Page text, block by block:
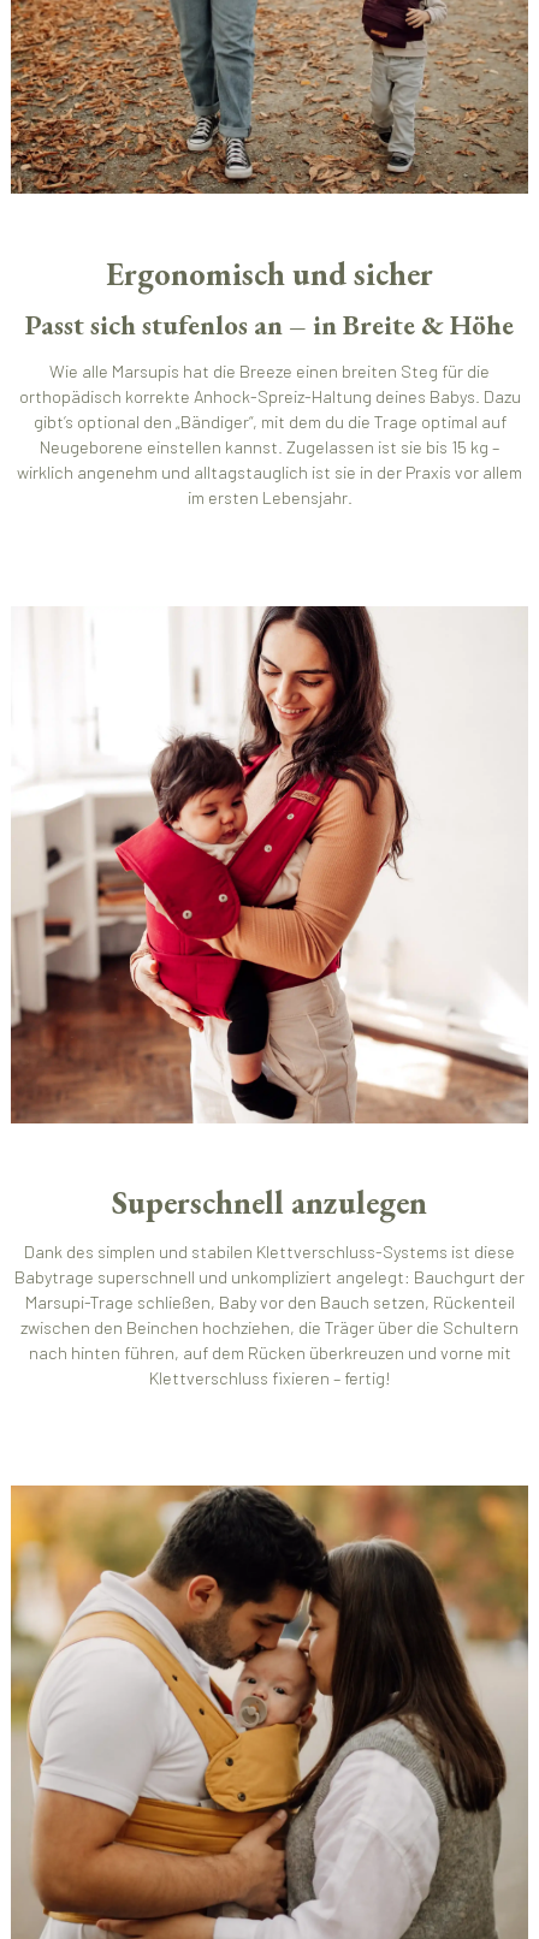
Ergonomisch und sicher
Passt sich stufenlos an – in Breite & Höhe
Wie alle Marsupis hat die Breeze einen breiten Steg für die
orthopädisch korrekte Anhock-Spreiz-Haltung deines Babys. Dazu
gibt’s optional den „Bändiger“, mit dem du die Trage optimal auf
Neugeborene einstellen kannst. Zugelassen ist sie bis 15 kg –
wirklich angenehm und alltagstauglich ist sie in der Praxis vor allem
im ersten Lebensjahr.
Superschnell anzulegen
Dank des simplen und stabilen Klettverschluss-Systems ist diese
Babytrage superschnell und unkompliziert angelegt: Bauchgurt der
Marsupi-Trage schließen, Baby vor den Bauch setzen, Rückenteil
zwischen den Beinchen hochziehen, die Träger über die Schultern
nach hinten führen, auf dem Rücken überkreuzen und vorne mit
Klettverschluss fixieren – fertig!